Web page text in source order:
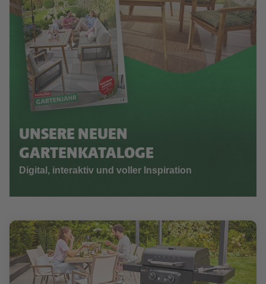
UNSERE NEUEN
GARTENKATALOGE
Digital, interaktiv und voller Inspiration